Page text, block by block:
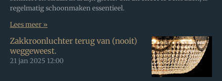
regelmatig schoonmaken essentieel.
Lees meer »
Zakkroonluchter terug van (nooit)
weggeweest.
21 jan 2025 12:00